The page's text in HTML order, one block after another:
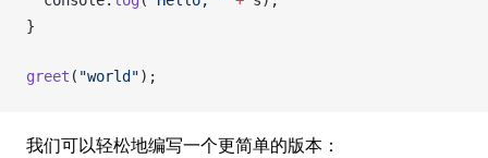
}
greet ( "world");
我们可以轻松地编写一个更简单的版本：